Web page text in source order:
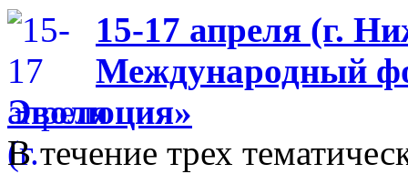
15-17 апреля (г.
Международный
Эволюция»
В течение трех